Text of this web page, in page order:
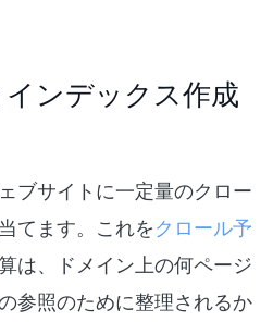
ンデックス作成
ブサイトに一定量のクロー
てます。これをクロール予
は、ドメイン上の何ページ
参照のために整理されるか